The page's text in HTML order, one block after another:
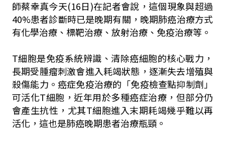
師蔡幸真今天(16日)在記者會說，這個現象與超過
40%患者診斷時已是晚期有關，晚期肺癌治療方式
有化學治療、標靶治療、放射治療、免疫治療等。
T細胞是免疫系統辨識、清除癌細胞的核心戰力，
長期受腫瘤刺激會進入耗竭狀態，逐漸失去增殖與
殺傷能力。癌症免疫治療的「免疫檢查點抑制劑」
可活化T細胞，近年用於多種癌症治療，但部分仍
會產生抗性，尤其T細胞進入末期耗竭幾乎難以再
活化，這也是肺癌晚期患者治療瓶頸。